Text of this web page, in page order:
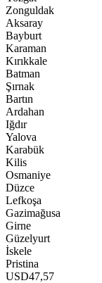
Zonguldak
Aksaray
Bayburt
Karaman
Kırıkkale
Batman
Şırnak
Bartın
Ardahan
Iğdır
Yalova
Karabük
Kilis
Osmaniye
Düzce
Lefkoşa
Gazimağusa
Girne
Güzelyurt
İskele
Pristina
USD47,57